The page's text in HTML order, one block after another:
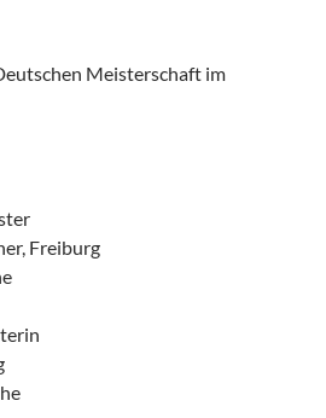
Meisterschaft im
Freiburg